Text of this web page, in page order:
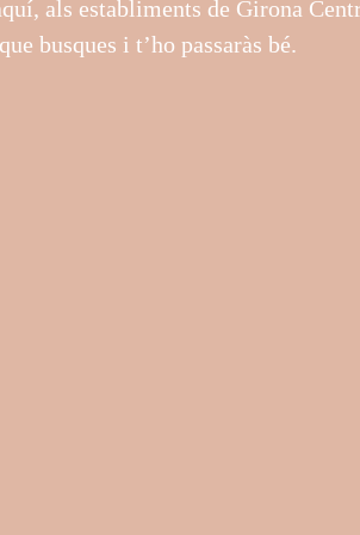
als establiments de Girona
busques i t’ho passaràs bé.